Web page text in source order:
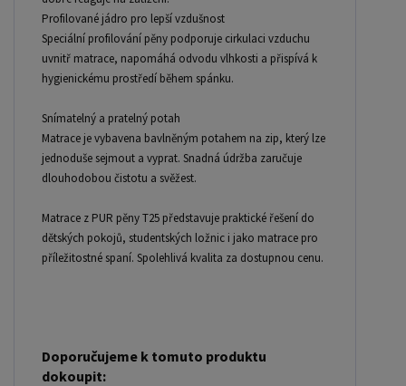
Profilované jádro pro lepší vzdušnost
Speciální profilování pěny podporuje cirkulaci vzduchu
uvnitř matrace, napomáhá odvodu vlhkosti a přispívá k
hygienickému prostředí během spánku.
Snímatelný a pratelný potah
Matrace je vybavena bavlněným potahem na zip, který lze
jednoduše sejmout a vyprat. Snadná údržba zaručuje
dlouhodobou čistotu a svěžest.
Matrace z PUR pěny T25 představuje praktické řešení do
dětských pokojů, studentských ložnic i jako matrace pro
příležitostné spaní. Spolehlivá kvalita za dostupnou cenu.
Doporučujeme k tomuto produktu
dokoupit: